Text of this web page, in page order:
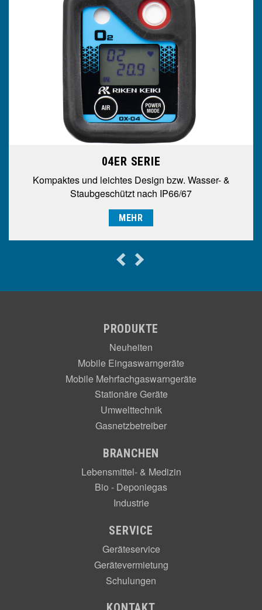
04ER SERIE
Kompaktes und leichtes Design bzw. Wasser- &
Staubgeschützt nach IP66/67
MEHR
PRODUKTE
Neuheiten
Mobile Eingaswarngeräte
Mobile Mehrfachgaswarngeräte
Stationäre Geräte
Umwelttechnik
Gasnetzbetreiber
BRANCHEN
Lebensmittel- & Medizin
Bio - Deponiegas
Industrie
SERVICE
Geräteservice
Gerätevermietung
Schulungen